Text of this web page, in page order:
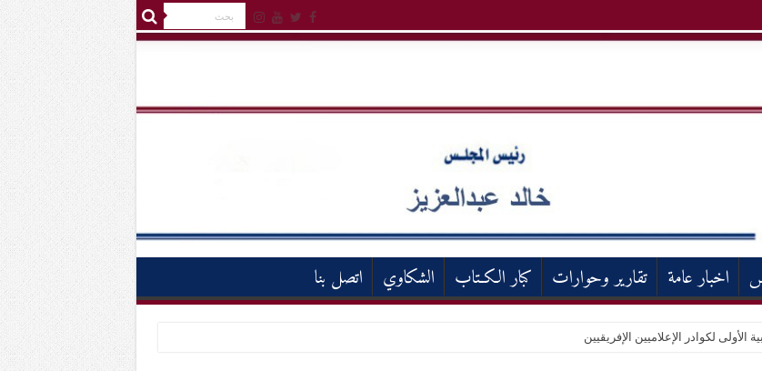
اخبار عامة تقارير وحوارات كبار الكـتاب الشكاوي اتصل بنا
الأولى لكوادر الإعلاميين الإفريقيين